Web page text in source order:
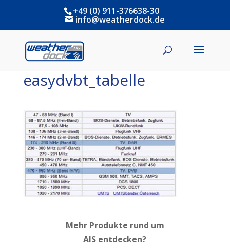
+49 (0) 911-376638-30
info@weatherdock.de
easydvbt_tabelle
Mehr Produkte rund um
AIS entdecken?